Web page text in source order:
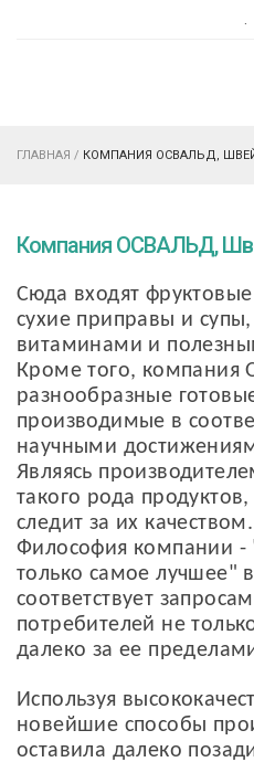
.
ГЛАВНАЯ / КОМПАНИЯ ОСВАЛЬД,
Компания ОСВАЛЬД,
Сюда входят
сухие приправы и
витаминами и
Кроме того, компания
разнообразные
производимые в
научными
Являясь
такого рода
следит за их качеством.
Философия компании -
только самое лучшее"
соответствует
потребителей не
далеко за ее
Используя
новейшие способы
оставила далеко